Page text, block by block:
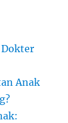
Anak